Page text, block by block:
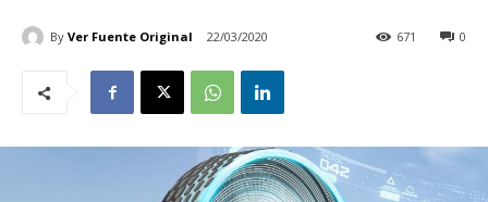
By Ver Fuente Original 22/03/2020 0
671